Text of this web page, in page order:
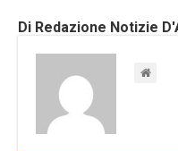
Di Redazione Notizie